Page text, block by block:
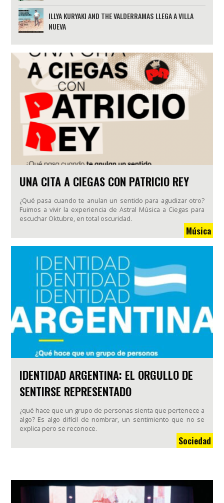
ILLYA KURYAKI AND THE VALDERRAMAS LLEGA A VILLA
NUEVA
UNA CITA A CIEGAS CON PATRICIO REY
¿Qué pasa cuando te anulan un sentido para agudizar otro?
Fuimos a vivir la experiencia de Astral Música a Ciegas para
escuchar Oktubre, en total oscuridad.
Música
IDENTIDAD ARGENTINA: EL ORGULLO DE
SENTIRSE REPRESENTADO
¿qué hace que un grupo de personas sienta que pertenece a
algo? Es algo difícil de nombrar, un sentimiento que no se
explica pero se reconoce.
Sociedad